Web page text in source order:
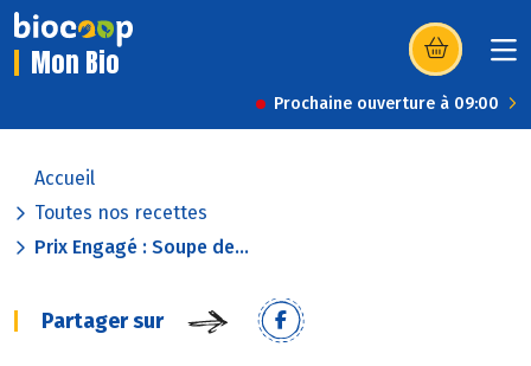
Mon Bio (s’ouvre dans
Prochaine ouverture à 09:00
Accueil
Toutes nos recettes
Prix Engagé : Soupe de...
Partager sur